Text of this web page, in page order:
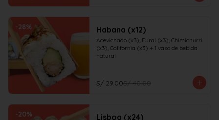
-28% Habana (x12)
Acevichado (x3), Furai (x3), Chimichurri
(x3), California (x3) + 1 vaso de bebida
natural
S/ 29.00S/ 40.00
-20% Lisboa (x24)